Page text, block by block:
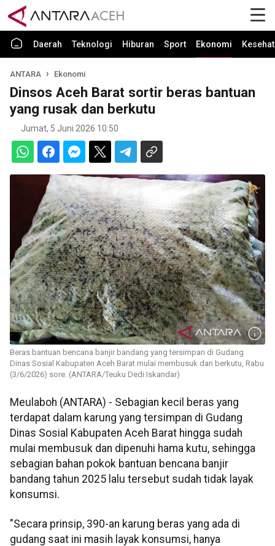
Daerah Teknologi Hiburan Sport Ekonomi
ANTARA Ekonomi
Dinsos Aceh Barat sortir beras bantuan
yang rusak dan berkutu
Jumat, 5 Juni 2026 10:50
Beras bantuan bencana banjir bandang yang tersimpan di Gudang
Dinas Sosial Kabupaten Aceh Barat mulai membusuk dan berkutu, Rabu
(3/6/2026) sore. (ANTARA/Teuku Dedi Iskandar)
Meulaboh (ANTARA) - Sebagian kecil beras yang
terdapat dalam karung yang tersimpan di Gudang
Dinas Sosial Kabupaten Aceh Barat hingga sudah
mulai membusuk dan dipenuhi hama kutu, sehingga
sebagian bahan pokok bantuan bencana banjir
bandang tahun 2025 lalu tersebut sudah tidak layak
konsumsi.
"Secara prinsip, 390-an karung beras yang ada di
gudang saat ini masih layak konsumsi, hanya